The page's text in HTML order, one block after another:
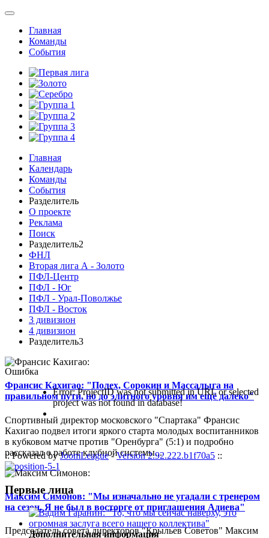
Главная
Команды
События
Главная
Календарь
Команды
События
Разделитель
О проекте
Реклама
Поиск
Разделитель2
ФНЛ
Вторая лига А - Золото
ПФЛ-Центр
ПФЛ - Юг
ПФЛ - Урал-Поволжье
ПФЛ - Восток
3 дивизион
4 дивизион
Разделитель3
Франсис Кахигао: "Полех, Сорокин и Массалыга на
правильном пути, но до элитного уровня им ещё далеко"
Спортивный директор московского "Спартака" Франсис
Кахигао подвел итоги яркого старта молодых воспитанников
в кубковом матче против "Оренбурга" (5:1) и подробно
рассказал о работе клубной системы...
Максим Симонов: "Мы изначально не угадали с тренером
на сезон. Я не был в восторге от приглашения Адиева"
Председатель совета директоров "Крыльев Советов" Максим
Ошибка
Error: ProjectID was not submitted in URL or selected
project was not found in database!
:: Powered byJoomLeague-Version 2.92.222.b1f70a5 ::
Первые лица
Дополнительная информация